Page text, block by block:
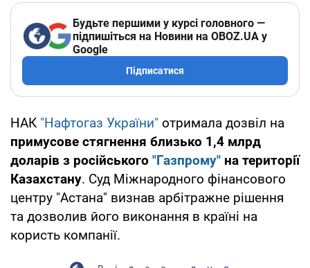
Будьте першими у курсі головного —
підпишіться на Новини на OBOZ.UA у
Google
Підписатися
НАК "Нафтогаз України" отримала дозвіл на
примусове стягнення близько 1,4 млрд
доларів з російського "Газпрому" на території
Казахстану. Суд Міжнародного фінансового
центру "Астана" визнав арбітражне рішення
та дозволив його виконання в країні на
користь компанії.